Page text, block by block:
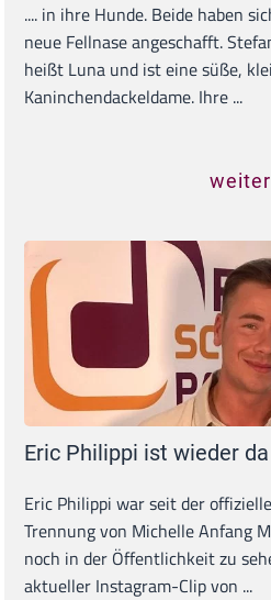
.... in ihre Hunde. Beide haben
neue Fellnase angeschafft.
heißt Luna und ist eine süße,
Kaninchendackeldame. Ihre ...
Eric Philippi ist wieder da
Eric Philippi war seit der
Trennung von Michelle Anfang
noch in der Öffentlichkeit zu
aktueller Instagram-Clip von ...